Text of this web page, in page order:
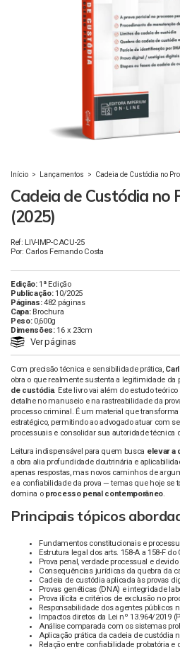
Início > Lançamentos > Cadeia de Custódia no
Cadeia de Custódia no
(2025)
Ref: LIV-IMP-CACU-25
Por: Carlos Fernando Costa
Edição:1ª Edição
Publicação:10/2025
Páginas:482 páginas
Capa: Brochura
Peso: 0,600g
Dimensões:16 x 23cm
Ver páginas
Com precisão técnica e sensibilidade prática,
obra o que realmente sustenta a legitimidade da
de custódia. Este livro vai além do estudo
detalhe no manuseio e na rastreabilidade da
processo criminal. É um material que
estratégico, permitindo ao advogado atuar com
processuais e consolidar sua autoridade técnica
Leitura indispensável para quem busca elevar a
a obra alia profundidade doutrinária e
apenas respostas, mas novos caminhos de
e a confiabilidade da prova — temas que hoje se
domina o processo penal contemporâneo.
Principais tópicos
Fundamentos constitucionais e
Estrutura legal dos arts. 158-A a 158-F do
Prova penal, verdade processual e devido
Consequências jurídicas da quebra da
Cadeia de custódia aplicada às provas
Provas genéticas (DNA) e integridade
Prova ilícita e critérios de exclusão no
Responsabilidade dos agentes públicos
Impactos diretos da Lei nº 13.964/2019
Análise comparada com os sistemas
Aplicação prática da cadeia de custódia
Relação entre confiabilidade probatória e